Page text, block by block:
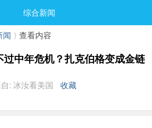
最新发表
综合新闻
闻 ⟩ 查看内容
中年危机？扎克伯格变成金链
: 冰汝看美国
收藏